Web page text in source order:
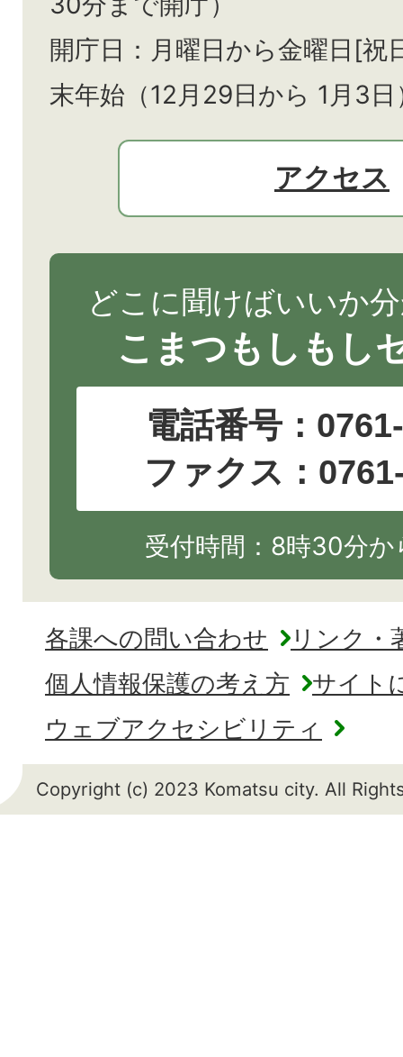
開庁日：月曜日から金曜日[祝
末年始（12月29日から 1月3
アクセス
どこに聞けばいいか
こまつもしもし
電話番号：
ファクス：
受付時間：8時30分
各課への問い合わせ
リンク・
個人情報保護の考え方
サイト
ウェブアクセシビリティ
Copyright (c) 2023 Komatsu city. All